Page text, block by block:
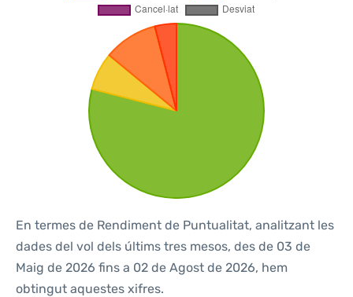
En termes de Rendiment de Puntualitat, analitzant les
dades del vol dels últims tres mesos, des de 03 de
Maig de 2026 fins a 02 de Agost de 2026, hem
obtingut aquestes xifres.